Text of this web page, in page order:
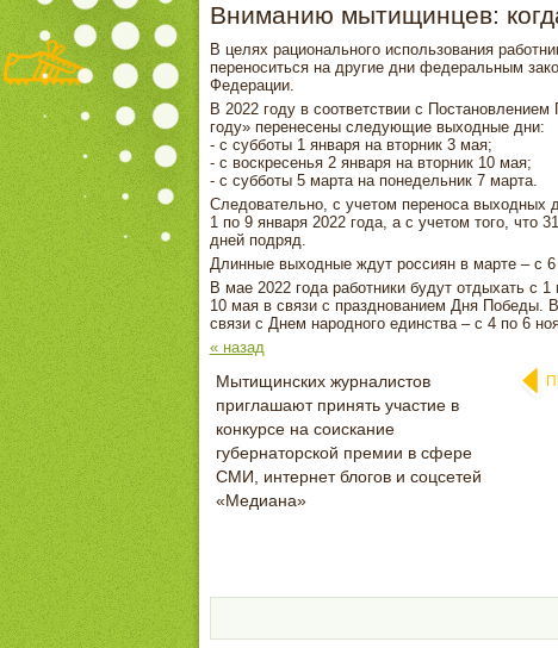
Вниманию мытищинцев:
В целях рационального использования
переноситься на другие дни федеральным
Федерации.
В 2022 году в соответствии с
году» перенесены следующие выходные дни:
- с субботы 1 января на вторник 3 мая;
- с воскресенья 2 января на вторник 10 мая;
- с субботы 5 марта на понедельник 7 марта.
Следовательно, с учетом переноса выходных
1 по 9 января 2022 года, а с учетом того, что
дней подряд.
Длинные выходные ждут россиян в марте – с 6
В мае 2022 года работники будут отдыхать с
10 мая в связи с празднованием Дня Победы.
связи с Днем народного единства – с 4 по 6
« назад
Мытищинских журналистов
приглашают принять участие в
конкурсе на соискание
губернаторской премии в сфере
СМИ, интернет блогов и соцсетей
«Медиана»